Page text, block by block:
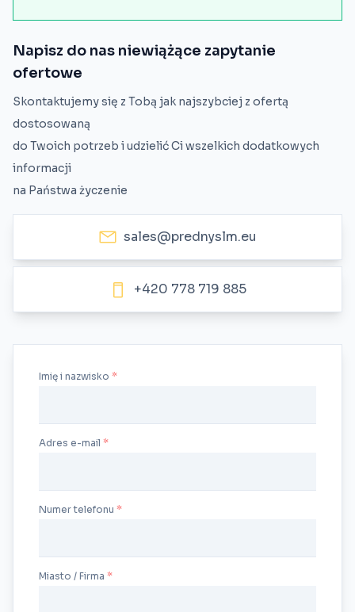
Napisz do nas niewiążące zapytanie
ofertowe
Skontaktujemy się z Tobą jak najszybciej z ofertą
dostosowaną
do Twoich potrzeb i udzielić Ci wszelkich dodatkowych
informacji
na Państwa życzenie
sales@prednyslm.eu
+420 778 719 885
Imię i nazwisko
Adres e-mail
Numer telefonu
Miasto / Firma